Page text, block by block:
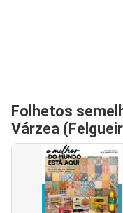
Folhetos
Várzea